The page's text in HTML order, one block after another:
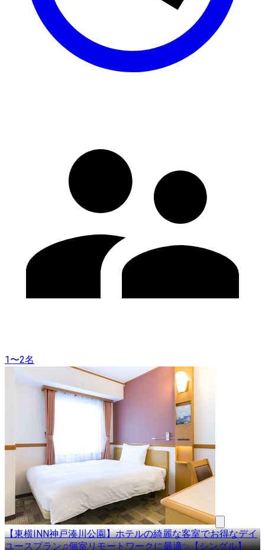
1〜2名
【東横INN神戸湊川公園】ホテルの綺麗な客室でお得なデイ
ユースプラン♫個室リモートワークに最適✨【シングル】